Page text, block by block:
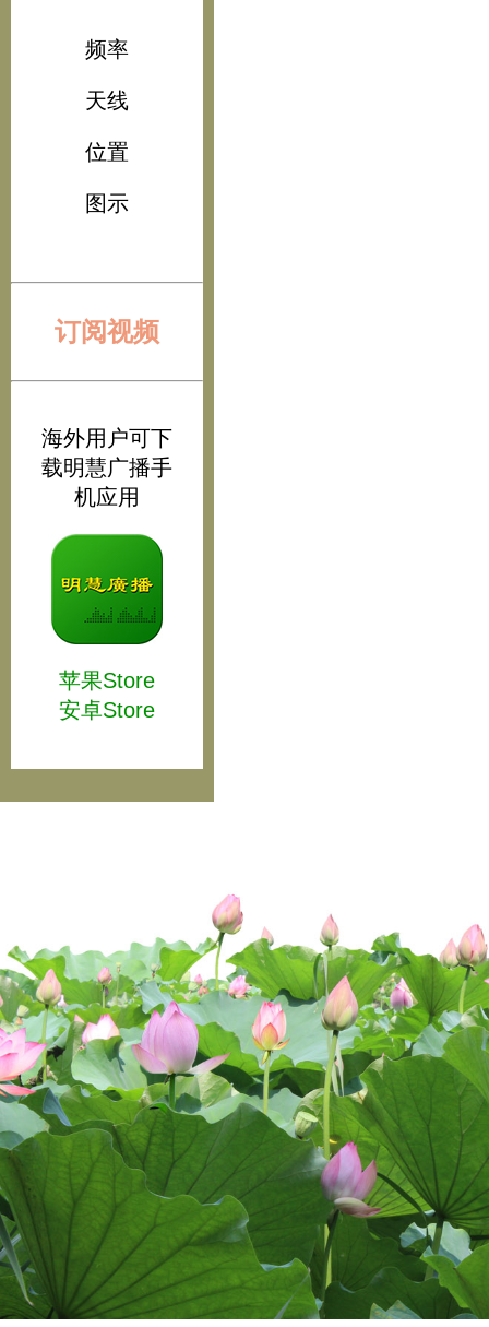
频率
天线
位置
图示
订阅视频
海外用户可下
载明慧广播手
机应用
苹果Store
安卓Store